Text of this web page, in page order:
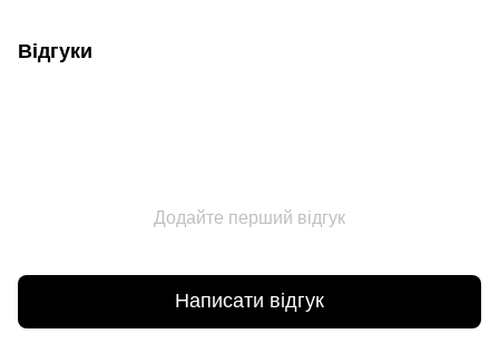
Відгуки
Додайте перший відгук
Написати відгук